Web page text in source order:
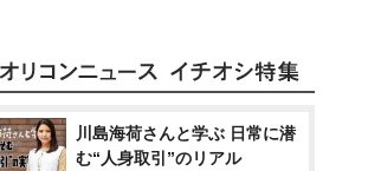
川島海荷さんと学ぶ 日常に潜
む“人身取引”のリアル